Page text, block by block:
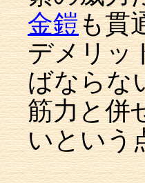
金鎧も貫
デメリッ
ばならな
筋力と併
いという